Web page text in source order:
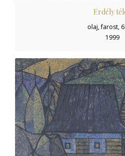
Erdély
olaj, farost,
1999